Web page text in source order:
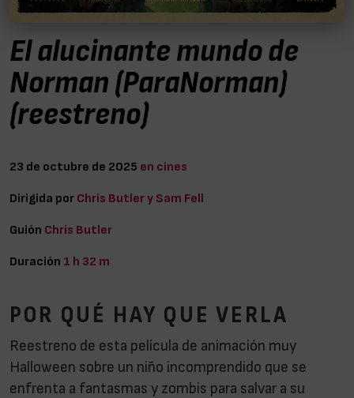
El alucinante mundo de
Norman (ParaNorman)
(reestreno)
23 de octubre de 2025 en cines
Dirigida por Chris Butler y Sam Fell
Guión Chris Butler
Duración 1 h 32 m
POR QUÉ HAY QUE VERLA
Reestreno de esta película de animación muy
Halloween sobre un niño incomprendido que se
enfrenta a fantasmas y zombis para salvar a su